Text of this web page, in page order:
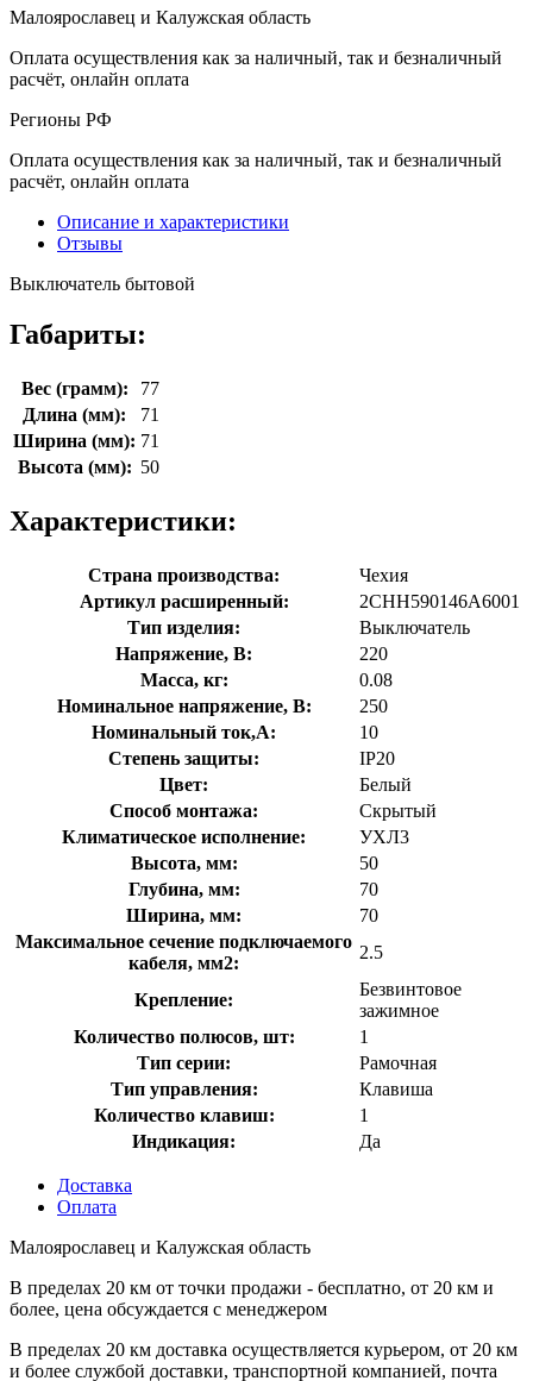
Малоярославец и Калужская область
Оплата осуществления как за наличный, так и безналичный
расчёт, онлайн оплата
Регионы РФ
Оплата осуществления как за наличный, так и безналичный
расчёт, онлайн оплата
Описание и характеристики
Отзывы
Выключатель бытовой
Габариты:
Вес (грамм):
77
Длина (мм):
71
Ширина (мм): 71
Высота (мм): 50
Характеристики:
Страна производства:
Чехия
Артикул расширенный:
2CHH590146A6001
Тип изделия:
Выключатель
Напряжение, В:
220
Масса, кг:
0.08
Номинальное напряжение, В:
250
Номинальный ток,А:
10
Степень защиты:
IP20
Цвет:
Белый
Способ монтажа:
Скрытый
Климатическое исполнение:
УХЛ3
Высота, мм:
50
Глубина, мм:
70
Ширина, мм:
70
Максимальное сечение подключаемого
кабеля, мм2:
2.5
Крепление:
Безвинтовое
зажимное
Количество полюсов, шт:
1
Тип серии:
Рамочная
Тип управления:
Клавиша
Количество клавиш:
1
Индикация:
Да
Доставка
Оплата
Малоярославец и Калужская область
В пределах 20 км от точки продажи - бесплатно, от 20 км и
более, цена обсуждается с менеджером
В пределах 20 км доставка осуществляется курьером, от 20 км
и более службой доставки, транспортной компанией, почта